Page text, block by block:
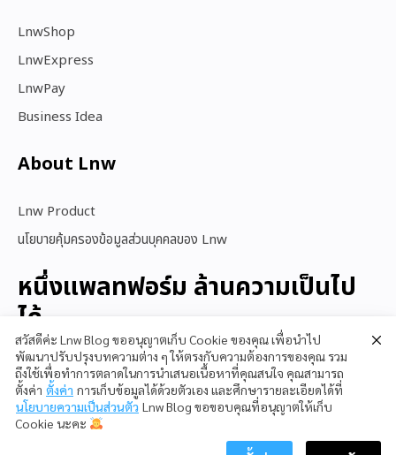
LnwShop
LnwExpress
LnwPay
Business Idea
About Lnw​
Lnw Product
นโยบายคุ้มครองข้อมูลส่วนบุคคลของ Lnw
หนึ่งแพลทฟอร์ม ล้านความเป็นไป
ได้
สนใจใช้ LnwShop
สวัสดีค่ะ Lnw Blog ขออนุญาตเก็บ Cookie ของคุณ เพื่อนำไป
พัฒนาปรับปรุงบทความต่าง ๆ ให้ตรงกับความต้องการของคุณ รวม
ถึงใช้เพื่อทำการตลาดในการนำเสนอเนื้อหาที่คุณสนใจ คุณสามารถ
ตั้งค่า ตั้งค่า การเก็บข้อมูลได้ด้วยตัวเอง และศึกษารายละเอียดได้ที่
นโยบายความเป็นส่วนตัว Lnw Blog ขอขอบคุณที่อนุญาตให้เก็บ
Cookie นะคะ